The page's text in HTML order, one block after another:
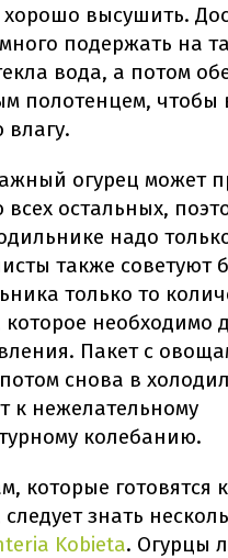
высушить.
подержать на
вода, а потом
полотенцем, чтобы
огурец может
остальных,
надо
также советуют
только то
которое необходимо
Пакет с
снова в
к нежелательному
колебанию.
которые готовятся
знать
Kobieta. Огурцы